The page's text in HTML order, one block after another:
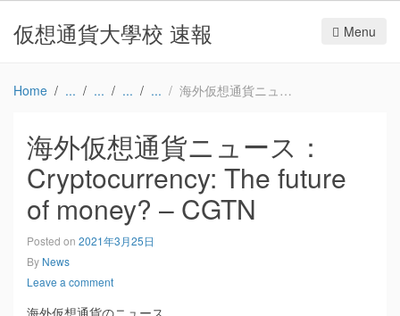
仮想通貨大學校 速報 Menu
Home 海外仮想通貨ニュース：Cryptocurrency: The future of money? – CGTN
海外仮想通貨ニュース：
Cryptocurrency: The future
of money? – CGTN
Posted on 2021年3月25日
By News
Leave a comment
海外仮想通貨のニュース